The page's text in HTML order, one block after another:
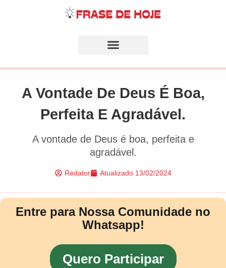
A Vontade De Deus É Boa,
Perfeita E Agradável.
A vontade de Deus é boa, perfeita e
agradável.
Redator Atualizado 13/02/2024
Entre para Nossa Comunidade no
Whatsapp!
Quero Participar